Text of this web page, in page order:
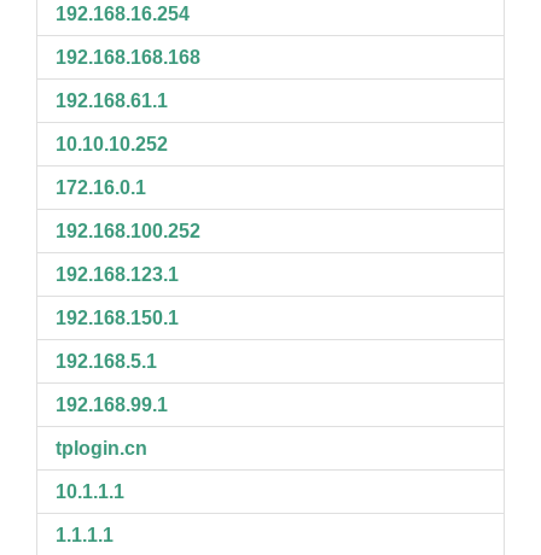
192.168.16.254
192.168.168.168
192.168.61.1
10.10.10.252
172.16.0.1
192.168.100.252
192.168.123.1
192.168.150.1
192.168.5.1
192.168.99.1
tplogin.cn
10.1.1.1
1.1.1.1